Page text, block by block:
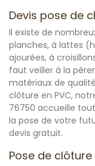
Devis pose de
Il existe de
planches, à lattes
ajourées, à
faut veiller à la
matériaux de
clôture en PVC,
76750 accueille
la pose de votre
devis gratuit.
Pose de